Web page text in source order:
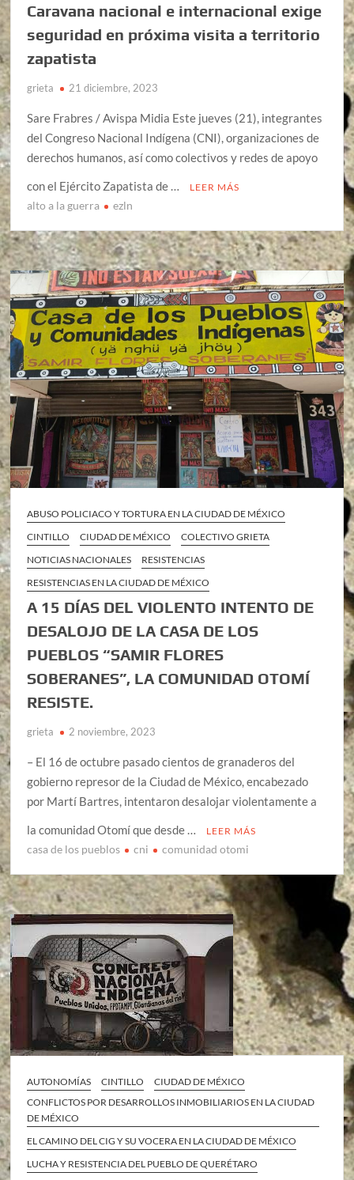
Caravana nacional e internacional exige
seguridad en próxima visita a territorio
zapatista
grieta 21 diciembre, 2023
Sare Frabres / Avispa Midia Este jueves (21), integrantes
del Congreso Nacional Indígena (CNI), organizaciones de
derechos humanos, así como colectivos y redes de apoyo
con el Ejército Zapatista de …
LEER MÁS
alto a la guerra ezln
ABUSO POLICIACO Y TORTURA EN LA CIUDAD DE MÉXICO
CINTILLO
CIUDAD DE MÉXICO
COLECTIVO GRIETA
NOTICIAS NACIONALES
RESISTENCIAS
RESISTENCIAS EN LA CIUDAD DE MÉXICO
A 15 DÍAS DEL VIOLENTO INTENTO DE
DESALOJO DE LA CASA DE LOS
PUEBLOS “SAMIR FLORES
SOBERANES”, LA COMUNIDAD OTOMÍ
RESISTE.
grieta 2 noviembre, 2023
– El 16 de octubre pasado cientos de granaderos del
gobierno represor de la Ciudad de México, encabezado
por Martí Bartres, intentaron desalojar violentamente a
la comunidad Otomí que desde …
LEER MÁS
casa de los pueblos cni comunidad otomi
AUTONOMÍAS CINTILLO
CIUDAD DE MÉXICO
CONFLICTOS POR DESARROLLOS INMOBILIARIOS EN LA CIUDAD
DE MÉXICO
EL CAMINO DEL CIG Y SU VOCERA EN LA CIUDAD DE MÉXICO
LUCHA Y RESISTENCIA DEL PUEBLO DE QUERÉTARO